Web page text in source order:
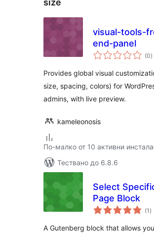
size
visual-tools-
end-panel
(0)
Provides global visual
size, spacing, colors) for
admins, with live preview.
kameleonosis
По-малко от 10 активни
Тествано до 6.8.6
Select
Page Block
(1 )
A Gutenberg block that allows